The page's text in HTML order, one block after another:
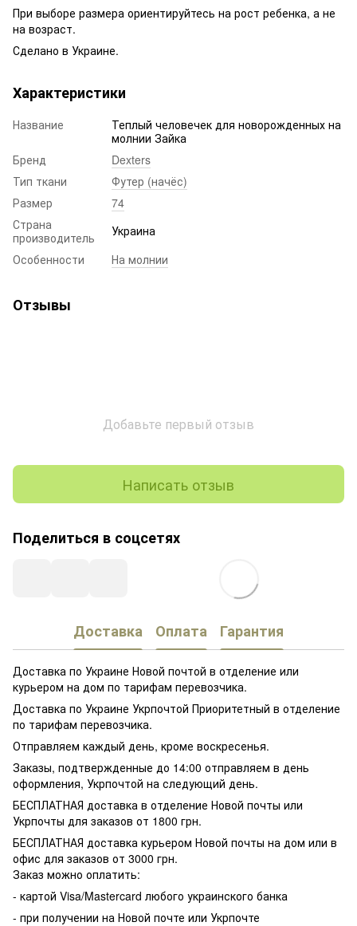
При выборе размера ориентируйтесь на рост ребенка, а не
на возраст.
Сделано в Украине.
Характеристики
Название
Теплый человечек для новорожденных на
молнии Зайка
Бренд
Dexters
Тип ткани
Футер (начёс)
Размер
74
Страна
производитель
Украина
Особенности
На молнии
Отзывы
Добавьте первый отзыв
Написать отзыв
Поделиться в соцсетях
Доставка Оплата Гарантия
Доставка по Украине Новой почтой в отделение или
курьером на дом по тарифам перевозчика.
Доставка по Украине Укрпочтой Приоритетный в отделение
по тарифам перевозчика.
Отправляем каждый день, кроме воскресенья.
Заказы, подтвержденные до 14:00 отправляем в день
оформления, Укрпочтой на следующий день.
БЕСПЛАТНАЯ доставка в отделение Новой почты или
Укрпочты для заказов от 1800 грн.
БЕСПЛАТНАЯ доставка курьером Новой почты на дом или в
офис для заказов от 3000 грн.
Заказ можно оплатить:
- картой Visa/Mastercard любого украинского банка
- при получении на Новой почте или Укрпочте